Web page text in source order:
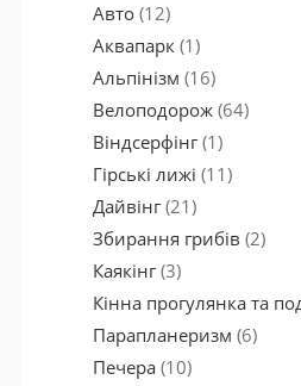
Авто (12)
Аквапарк (1)
Альпінізм (16)
Велоподорож (64)
Віндсерфінг(1)
Гірські лижі (11)
Дайвінг(21)
Збирання грибів (2)
Каякінг(3)
Кінна прогулянка та
Парапланеризм (6)
Печера (10)